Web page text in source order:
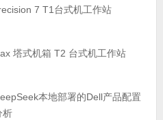
7 T1台式机工作站
塔式机箱 T2 台式机工作站
本地部署的Dell产品配置
析